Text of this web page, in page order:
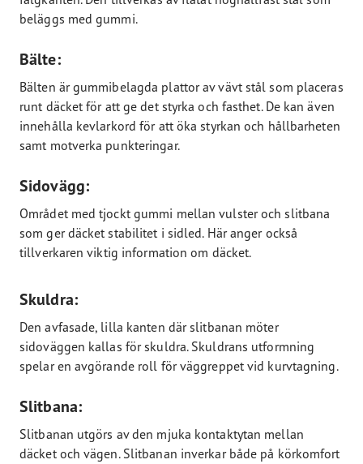
beläggs med gummi.
Bälte:
Bälten är gummibelagda plattor av vävt stål som placeras
runt däcket för att ge det styrka och fasthet. De kan även
innehålla kevlarkord för att öka styrkan och hållbarheten
samt motverka punkteringar.
Sidovägg:
Området med tjockt gummi mellan vulster och slitbana
som ger däcket stabilitet i sidled. Här anger också
tillverkaren viktig information om däcket.
Skuldra:
Den avfasade, lilla kanten där slitbanan möter
sidoväggen kallas för skuldra. Skuldrans utformning
spelar en avgörande roll för väggreppet vid kurvtagning.
Slitbana:
Slitbanan utgörs av den mjuka kontaktytan mellan
däcket och vägen. Slitbanan inverkar både på körkomfort